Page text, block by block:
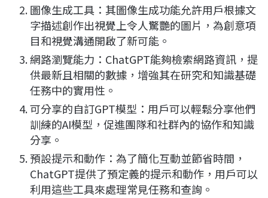
圖像生成工具：其圖像生成功能允許用戶根據文
字描述創作出視覺上令人驚艷的圖片，為創意項
目和視覺溝通開啟了新可能。
網路瀏覽能力：ChatGPT能夠檢索網路資訊，提
供最新且相關的數據，增強其在研究和知識基礎
任務中的實用性。
可分享的自訂GPT模型：用戶可以輕鬆分享他們
訓練的AI模型，促進團隊和社群內的協作和知識
分享。
預設提示和動作：為了簡化互動並節省時間，
ChatGPT提供了預定義的提示和動作，用戶可以
利用這些工具來處理常見任務和查詢。